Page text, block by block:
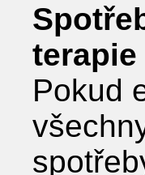
terapie
Pokud